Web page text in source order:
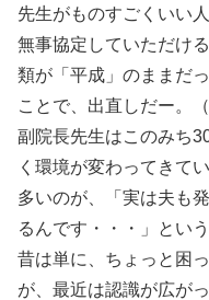
先生がものすごくいい人
無事協定していただけ
類が「平成」のままだ
ことで、出直しだー。
副院長先生はこのみち
く環境が変わってきて
多いのが、「実は夫も
るんです・・・」とい
昔は単に、ちょっと困
が、最近は認識が広が